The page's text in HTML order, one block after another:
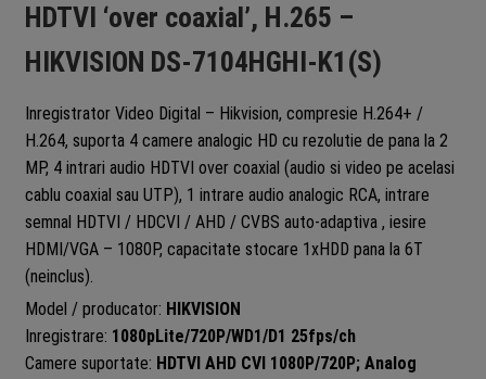
HDTVI ‘over coaxial’, H.265 –
HIKVISION DS-7104HGHI-K1(S)
Inregistrator Video Digital – Hikvision, compresie H.264+ /
H.264, suporta 4 camere analogic HD cu rezolutie de pana la 2
MP, 4 intrari audio HDTVI over coaxial (audio si video pe acelasi
cablu coaxial sau UTP), 1 intrare audio analogic RCA, intrare
semnal HDTVI / HDCVI / AHD / CVBS auto-adaptiva , iesire
HDMI/VGA – 1080P, capacitate stocare 1xHDD pana la 6T
(neinclus).
Model / producator: HIKVISION
Inregistrare: 1080pLite/720P/WD1/D1 25fps/ch
Camere suportate: HDTVI AHD CVI 1080P/720P; Analog